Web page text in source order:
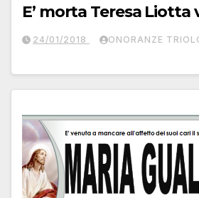
E’ morta Teresa
24/01/2018 ONORANZE